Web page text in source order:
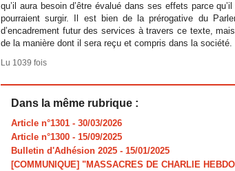
qu’il aura besoin d’être évalué dans ses effets parce
pourraient surgir. Il est bien de la prérogative du
d’encadrement futur des services à travers ce texte,
de la manière dont il sera reçu et compris dans la société.
Lu 1039 fois
Dans la même rubrique :
Article n°1301 - 30/03/2026
Article n°1300 - 15/09/2025
Bulletin d'Adhésion 2025 - 15/01/2025
[COMMUNIQUE] "MASSACRES DE CHARLIE